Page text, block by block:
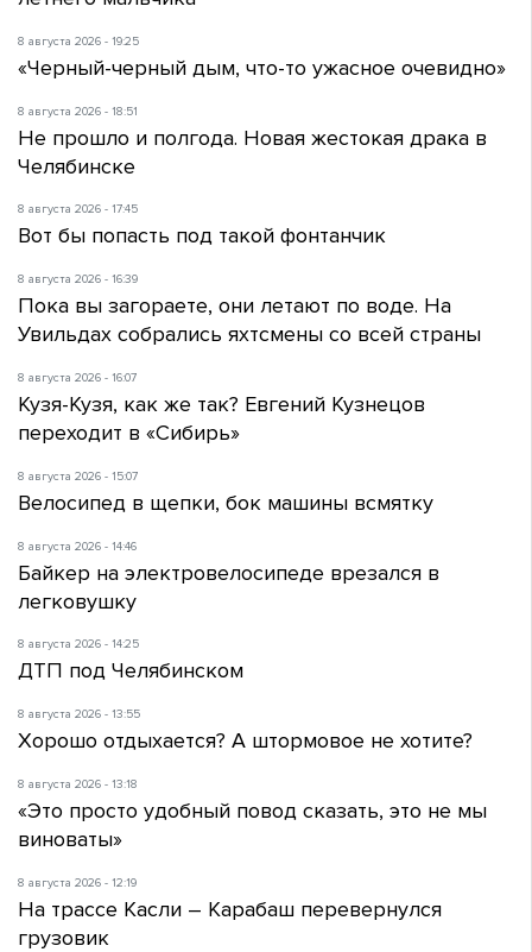
8 августа 2026 - 19:25
«Черный-черный дым, что-то ужасное очевидно»
8 августа 2026 - 18:51
Не прошло и полгода. Новая жестокая драка в
Челябинске
8 августа 2026 - 17:45
Вот бы попасть под такой фонтанчик
8 августа 2026 - 16:39
Пока вы загораете, они летают по воде. На
Увильдах собрались яхтсмены со всей страны
8 августа 2026 - 16:07
Кузя-Кузя, как же так? Евгений Кузнецов
переходит в «Сибирь»
8 августа 2026 - 15:07
Велосипед в щепки, бок машины всмятку
8 августа 2026 - 14:46
Байкер на электровелосипеде врезался в
легковушку
8 августа 2026 - 14:25
ДТП под Челябинском
8 августа 2026 - 13:55
Хорошо отдыхается? А штормовое не хотите?
8 августа 2026 - 13:18
«Это просто удобный повод сказать, это не мы
виноваты»
8 августа 2026 - 12:19
На трассе Касли – Карабаш перевернулся
грузовик